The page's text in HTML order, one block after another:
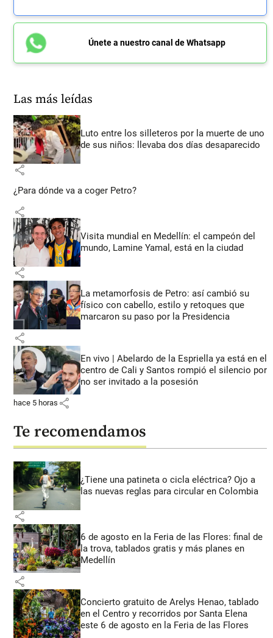
Únete a nuestro canal de Whatsapp
Las más leídas
Luto entre los silleteros por la muerte de uno
de sus niños: llevaba dos días desaparecido
share
¿Para dónde va a coger Petro?
share
Visita mundial en Medellín: el campeón del
mundo, Lamine Yamal, está en la ciudad
share
La metamorfosis de Petro: así cambió su
físico con cabello, estilo y retoques que
marcaron su paso por la Presidencia
share
En vivo | Abelardo de la Espriella ya está en el
centro de Cali y Santos rompió el silencio por
no ser invitado a la posesión
hace 5 horas share
Te recomendamos
¿Tiene una patineta o cicla eléctrica? Ojo a
las nuevas reglas para circular en Colombia
share
6 de agosto en la Feria de las Flores: final de
la trova, tablados gratis y más planes en
Medellín
share
Concierto gratuito de Arelys Henao, tablado
en el Centro y recorridos por Santa Elena
este 6 de agosto en la Feria de las Flores